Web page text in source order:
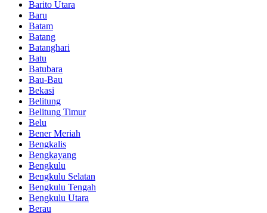
Barito Utara
Baru
Batam
Batang
Batanghari
Batu
Batubara
Bau-Bau
Bekasi
Belitung
Belitung Timur
Belu
Bener Meriah
Bengkalis
Bengkayang
Bengkulu
Bengkulu Selatan
Bengkulu Tengah
Bengkulu Utara
Berau